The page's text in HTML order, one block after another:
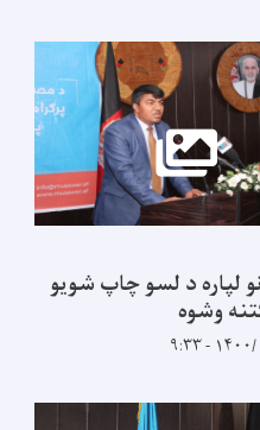
لپاره د لسو چاپ شويو
وشوه